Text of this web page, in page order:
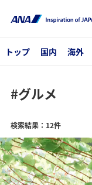
トップ 国内 海外
#グルメ
検索結果：12件